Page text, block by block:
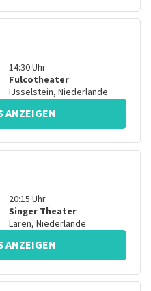
14:30Uhr
Fulcotheater
IJsselstein, Niederlande
ANZEIGEN
20:15 Uhr
Singer Theater
Laren, Niederlande
ANZEIGEN